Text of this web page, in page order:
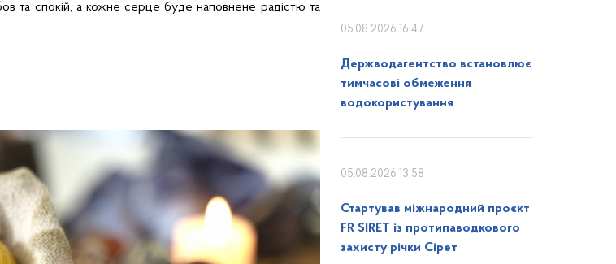
та спокій, а кожне серце буде наповнене радістю та
05.08.2026 16:47
Держводагентство встановлює
тимчасові обмеження
водокористування
05.08.2026 13:58
Стартував міжнародний проєкт
FR SIRET із протипаводкового
захисту річки Сірет